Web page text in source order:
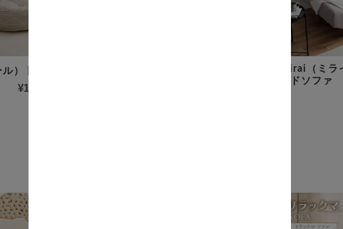
） 円形ソファ
¥18,200
Mirai（ミラ
イドソファ